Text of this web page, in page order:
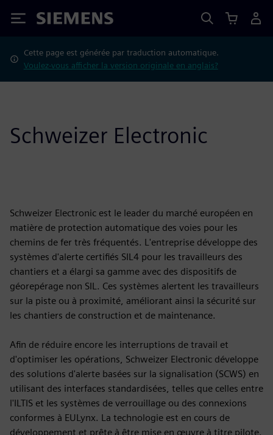
Siemens
Cette page est générée par traduction automatique.
Voulez-vous afficher la version originale en anglais?
Schweizer Electronic
Schweizer Electronic est le leader du marché européen en
matière de protection automatique des voies pour les
chemins de fer très fréquentés. L'entreprise développe des
systèmes d'alerte certifiés SIL4 pour les travailleurs des
chantiers et a élargi sa gamme avec des dispositifs de
géorepérage non SIL. Ces systèmes alertent les travailleurs
sur la piste ou à proximité, améliorant ainsi la sécurité sur
les chantiers de construction et de maintenance.
Afin de réduire encore les interruptions de travail et
d'optimiser les opérations, Schweizer Electronic développe
des solutions d'alerte basées sur la signalisation (SCWS) en
utilisant des interfaces standardisées, telles que celles entre
l'ILTIS et les systèmes de verrouillage ou des connexions
conformes à EULynx. La technologie est en cours de
développement et prête à être mise en œuvre à titre pilote.